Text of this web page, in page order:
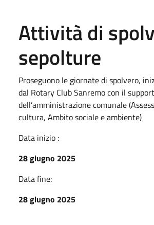
Attività di
sepolture
Proseguono le giornate di spolvero,
dal Rotary Club Sanremo con il
dell’amministrazione comunale
cultura, Ambito sociale e ambiente)
Data inizio :
28 giugno 2025
Data fine:
28 giugno 2025